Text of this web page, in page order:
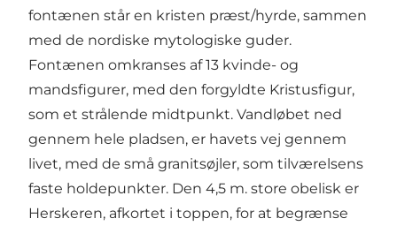
fontænen står en kristen præst/hyrde, sammen
med de nordiske mytologiske guder.
Fontænen omkranses af 13 kvinde- og
mandsfigurer, med den forgyldte Kristusfigur,
som et strålende midtpunkt. Vandløbet ned
gennem hele pladsen, er havets vej gennem
livet, med de små granitsøjler, som tilværelsens
faste holdepunkter. Den 4,5 m. store obelisk er
Herskeren, afkortet i toppen, for at begrænse